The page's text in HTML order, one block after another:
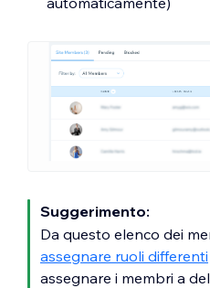
Suggerimento:
Da questo elenco dei
assegnare ruoli differenti
assegnare i membri a